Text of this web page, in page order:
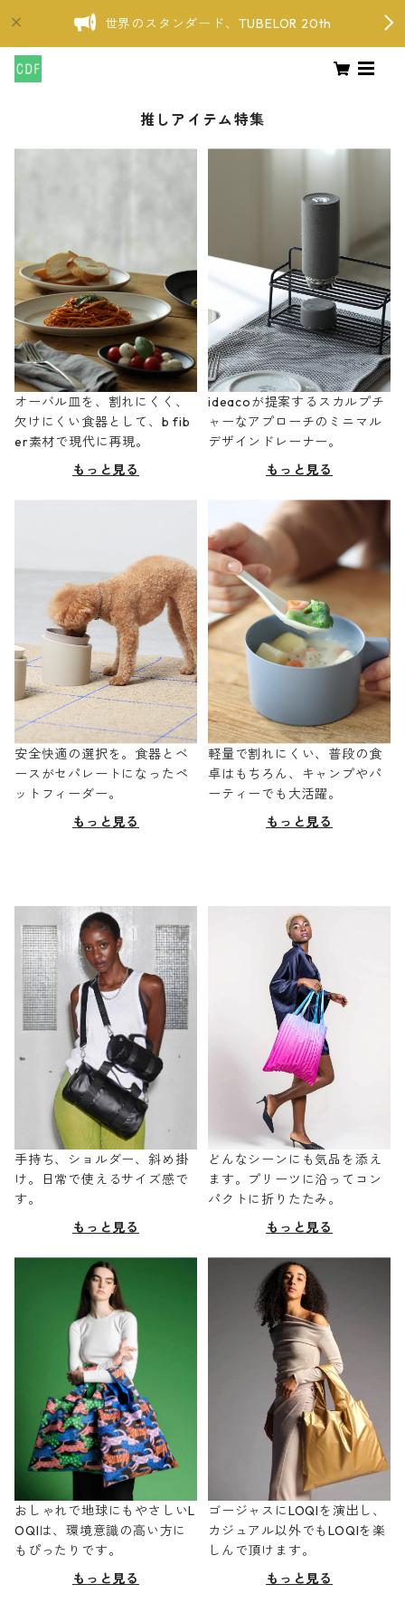
世界のスタンダード、TUBELOR 20th
推しアイテム特集
オーバル皿を、割れにくく、
欠けにくい食器として、b fib
er素材で現代に再現。
もっと見る
ideacoが提案するスカルプチ
ャーなアプローチのミニマル
デザインドレーナー。
もっと見る
安全快適の選択を。食器とベ
ースがセパレートになったペ
ットフィーダー。
もっと見る
軽量で割れにくい、普段の食
卓はもちろん、キャンプやパ
ーティーでも大活躍。
もっと見る
手持ち、ショルダー、斜め掛
け。日常で使えるサイズ感で
す。
もっと見る
どんなシーンにも気品を添え
ます。プリーツに沿ってコン
パクトに折りたたみ。
もっと見る
おしゃれで地球にもやさしいL
OQIは、環境意識の高い方に
もぴったりです。
もっと見る
ゴージャスにLOQIを演出し、
カジュアル以外でもLOQIを楽
しんで頂けます。
もっと見る